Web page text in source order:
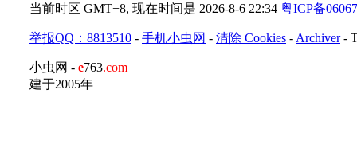
当前时区 GMT+8, 现在时间是 2026-8-6 22:34 粤ICP备
举报QQ：8813510 - 手机小虫网 - 清除 Cookies - Archiver-
小虫网 - e763.com
建于2005年